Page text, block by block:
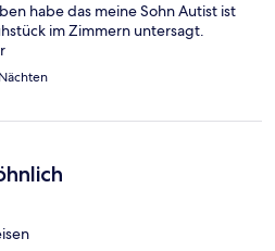
habe das meine Sohn Autist ist
im Zimmern untersagt.